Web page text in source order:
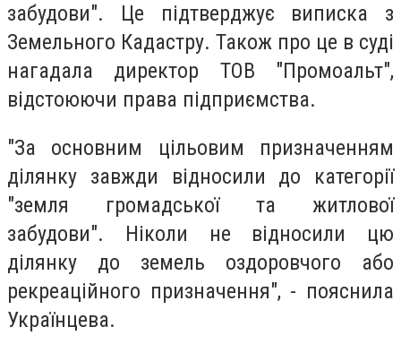
забудови". Це підтверджує виписка з
Земельного Кадастру. Також про це в суді
нагадала директор ТОВ "Промоальт",
відстоюючи права підприємства.
"За основним цільовим призначенням
ділянку завжди відносили до категорії
"земля громадської та житлової
забудови". Ніколи не відносили цю
ділянку до земель оздоровчого або
рекреаційного призначення", - пояснила
Українцева.